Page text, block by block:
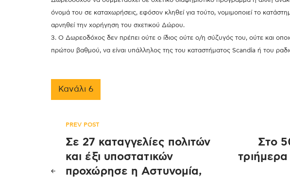
όνομά του σε καταχωρήσεις, εφόσον κληθεί για τούτο, νομιμοποιεί το
αρνηθεί την χορήγηση του σχετικού Δώρου.
3. Ο Δωρεοδόχος δεν πρέπει ούτε ο ίδιος ούτε ο/η σύζυγός του, ούτε και
πρώτου βαθμού, να είναι υπάλληλος της του καταστήματος Scandia ή του
Κανάλι 6
Πλοήγηση
άρθρων
PREV POST
Σε 27 καταγγελίες πολιτών
και έξι υποστατικών
προχώρησε η Αστυνομία,
Στο